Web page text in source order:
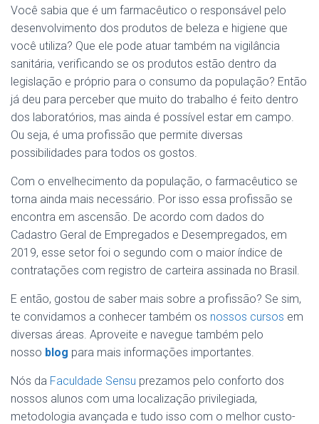
Você sabia que é um farmacêutico o responsável pelo
desenvolvimento dos produtos de beleza e higiene que
você utiliza? Que ele pode atuar também na vigilância
sanitária, verificando se os produtos estão dentro da
legislação e próprio para o consumo da população? Então
já deu para perceber que muito do trabalho é feito dentro
dos laboratórios, mas ainda é possível estar em campo.
Ou seja, é uma profissão que permite diversas
possibilidades para todos os gostos.
Com o envelhecimento da população, o farmacêutico se
torna ainda mais necessário. Por isso essa profissão se
encontra em ascensão. De acordo com dados do
Cadastro Geral de Empregados e Desempregados, em
2019, esse setor foi o segundo com o maior índice de
contratações com registro de carteira assinada no Brasil.
E então, gostou de saber mais sobre a profissão? Se sim,
te convidamos a conhecer também os nossos cursos em
diversas áreas. Aproveite e navegue também pelo
nosso blog para mais informações importantes.
Nós da Faculdade Sensu prezamos pelo conforto dos
nossos alunos com uma localização privilegiada,
metodologia avançada e tudo isso com o melhor custo-